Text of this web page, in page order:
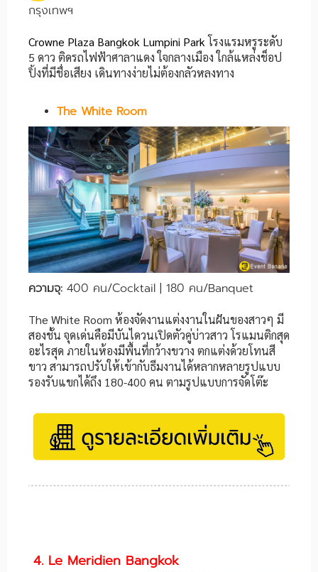
กรุงเทพฯ
Crowne Plaza Bangkok Lumpini Parkโรงแรมหรูระดับ
5 ดาว ติดรถไฟฟ้าศาลาแดง ใจกลางเมือง ใกล้แหล่งช็อป
ปิ้งที่มีชื่อเสียง เดินทางง่ายไม่ต้องกลัวหลงทาง
The White Room
ความจุ: 400 คน/Cocktail | 180 คน/Banquet
The White Room ห้องจัดงานแต่งงานในฝันของสาวๆ มี
สองชั้น จุดเด่นคือมีบันไดวนเปิดตัวคู่บ่าวสาว โรแมนติกสุด
อะไรสุด ภายในห้องมีพื้นที่กว้างขวาง ตกแต่งด้วยโทนสี
ขาว สามารถปรับให้เข้ากับธีมงานได้หลากหลายรูปแบบ
รองรับแขกได้ถึง 180-400 คน ตามรูปแบบการจัดโต๊ะ
4. Le Meridien Bangkok